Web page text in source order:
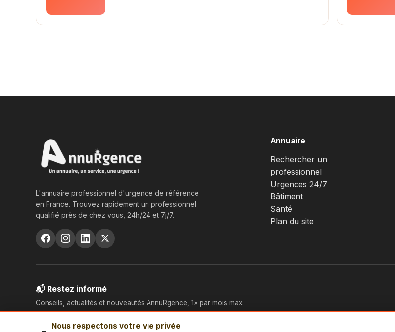
Nous respectons votre vie privée
L'annuaire professionnel d'urgence de référence
en France. Trouvez rapidement un professionnel
qualifié près de chez vous, 24h/24 et 7j/7.
Annuaire
Rechercher un
professionnel
Urgences 24/7
Bâtiment
Santé
Plan du site
📬 Restez informé
Conseils, actualités et nouveautés AnnuRgence, 1× par mois max.